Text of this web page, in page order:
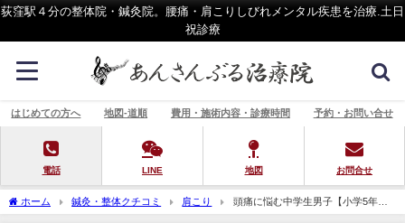
荻窪駅４分の整体院・鍼灸院。腰痛・肩こりしびれメンタル疾患を治療.土日
祝診療
はじめての方へ 地図-道順 費用・施術内容・診療時間 予約・お問い合せ
電話 LINE 地図 お問合せ
ホーム 鍼灸・整体クチコミ 肩こり
頭痛に悩む中学生男子【小学5年か
ら】薬が効かない症状が改善した1症例